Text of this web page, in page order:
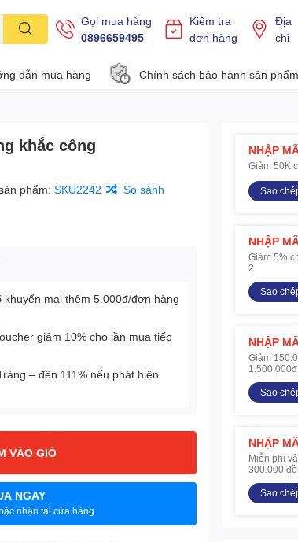
Gọi mua hàng
0896659495
Kiểm tra
đơn hàng
Địa
chỉ
dẫn mua hàng Chính sách bảo hành sản phẩm
khắc công
phẩm:SKU2242 So sánh
khuyến mại thêm 5.000đ/đơn hàng
giảm 10% cho lần mua tiếp
– đền 111% nếu phát hiện
VÀO GIỎ
NGAY
nhận tại cửa hàng
NHẬP
Giảm 50K
Sao
NHẬP
Giảm 5%
2
Sao
NHẬP
Giảm
1.500.000đ
Sao
NHẬP
Miễn phí
300.000
Sao